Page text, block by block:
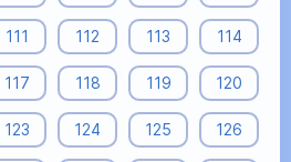
111 112 113 114
117 118 119 120
123 124 125 126